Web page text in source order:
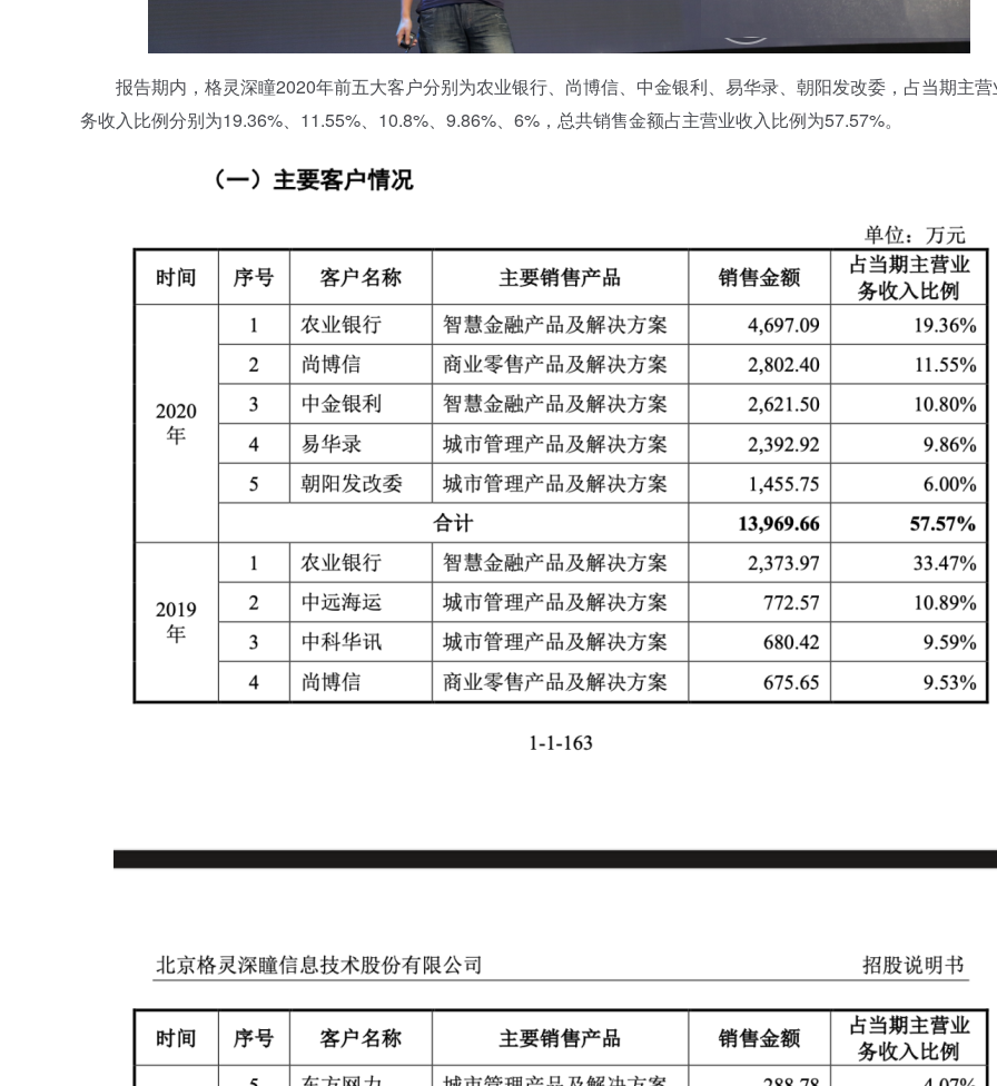
报告期内，格灵深瞳2020年前五大客户分别为农业银行、尚博信、中金银利、易华录、朝阳发改委，占当期主营
务收入比例分别为19.36%、11.55%、10.8%、9.86%、6%，总共销售金额占主营业收入比例为57.57%。